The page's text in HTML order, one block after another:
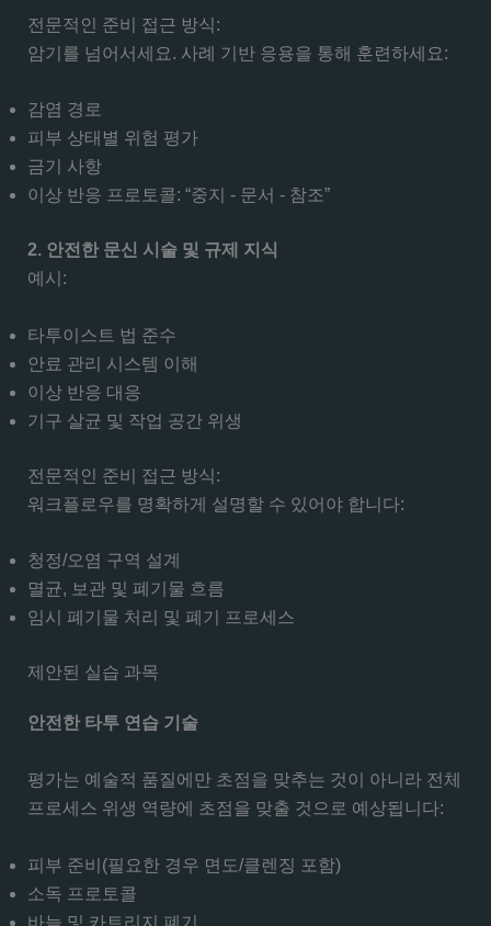
전문적인 준비 접근 방식:
암기를 넘어서세요. 사례 기반 응용을 통해 훈련하세요:
감염 경로
피부 상태별 위험 평가
금기 사항
이상 반응 프로토콜: “중지 - 문서 - 참조”
2. 안전한 문신 시술 및 규제 지식
예시:
타투이스트 법 준수
안료 관리 시스템 이해
이상 반응 대응
기구 살균 및 작업 공간 위생
전문적인 준비 접근 방식:
워크플로우를 명확하게 설명할 수 있어야 합니다:
청정/오염 구역 설계
멸균, 보관 및 폐기물 흐름
임시 폐기물 처리 및 폐기 프로세스
제안된 실습 과목
안전한 타투 연습 기술
평가는 예술적 품질에만 초점을 맞추는 것이 아니라 전체
프로세스 위생 역량에 초점을 맞출 것으로 예상됩니다:
피부 준비(필요한 경우 면도/클렌징 포함)
소독 프로토콜
바늘 및 카트리지 폐기